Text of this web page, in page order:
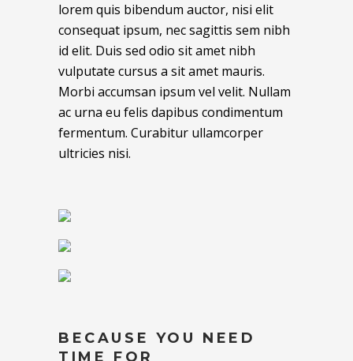
lorem quis bibendum auctor, nisi elit
consequat ipsum, nec sagittis sem nibh
id elit. Duis sed odio sit amet nibh
vulputate cursus a sit amet mauris.
Morbi accumsan ipsum vel velit. Nullam
ac urna eu felis dapibus condimentum
fermentum. Curabitur ullamcorper
ultricies nisi.
BECAUSE YOU NEED
TIME FOR